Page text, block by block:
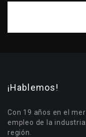
¡Hablemos!
Con 19 años en el
empleo de la
región.